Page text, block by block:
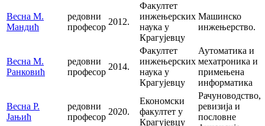
Весна М.
Мандић
редовни
професор
2012.
Факултет
инжењерских
наука у
Крагујевцу
Машинско
инжењерство.
Весна М.
Ранковић
редовни
професор
2014.
Факултет
инжењерских
наука у
Крагујевцу
Аутоматика и
мехатроника и
примењена
информатика
Весна Р.
Јањић
редовни
професор
2020.
Економски
факултет у
Крагујевцу
Рачуноводство,
ревизија и
пословне